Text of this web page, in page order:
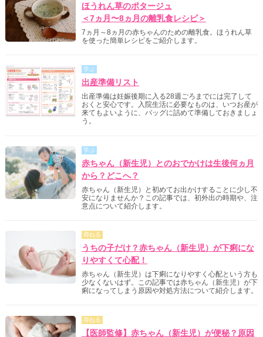
ほうれん草のポタージュ
＜7ヵ月〜8ヵ月の離乳食レシピ＞
7ヵ月～8ヵ月の赤ちゃんのための離乳食。ほうれん草
を使った簡単レシピをご紹介します。
学ぶ
出産準備リスト
出産準備は妊娠後期に入る28週ごろまでには完了して
おくと安心です。入院生活に必要なものは、いつお産が
来てもよいように、バッグに詰めて準備しておきましょ
う。
学ぶ
赤ちゃん（新生児）とのおでかけは生後何ヵ月
から？どこへ？
赤ちゃん（新生児）と初めてお出かけすることに少し不
安になりませんか？この記事では、初外出の時期や、注
意点について紹介します。
尋ねる
うちの子だけ？赤ちゃん（新生児）が下痢にな
りやすくて心配！
赤ちゃん（新生児）は下痢になりやすく心配という方も
少なくないはず。この記事では赤ちゃん（新生児）が下
痢になってしまう原因や対処方法について紹介します。
尋ねる
【医師監修】赤ちゃん（新生児）が便秘？原因